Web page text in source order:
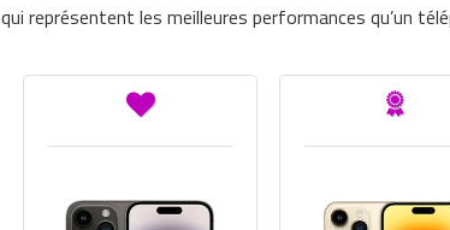
qui représentent les meilleures performances qu’un